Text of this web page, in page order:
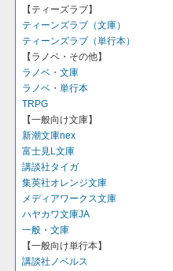
【ティーズラブ】
ティーンズラブ（文庫）
ティーンズラブ（単行本）
【ラノベ・その他】
ラノベ・文庫
ラノベ・単行本
TRPG
【一般向け文庫】
新潮文庫nex
富士見L文庫
講談社タイガ
集英社オレンジ文庫
メディアワークス文庫
ハヤカワ文庫JA
一般・文庫
【一般向け単行本】
講談社ノベルス